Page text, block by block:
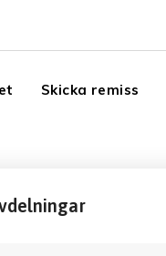
Skicka remiss